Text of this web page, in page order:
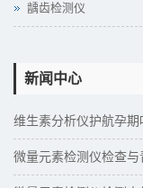
龋齿检测仪
新闻中心
维生素分析仪护航孕期
微量元素检测仪检查